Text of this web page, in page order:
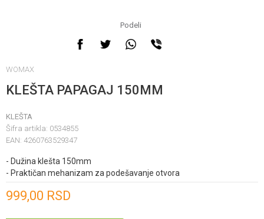
Podeli
WOMAX
KLEŠTA PAPAGAJ 150MM
KLEŠTA
Šifra artikla: 0534855
EAN: 4260763529347
- Dužina klešta 150mm
- Praktičan mehanizam za podešavanje otvora
999,00 RSD